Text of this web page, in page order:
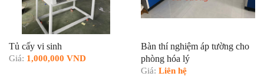
Tủ cấy vi sinh
Giá: 1,000,000 VND
Bàn thí nghiệm áp tường cho
phòng hóa lý
Giá: Liên hệ